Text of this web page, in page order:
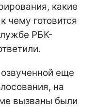
какие
чему готовится
РБК-
еще
на
вызваны были